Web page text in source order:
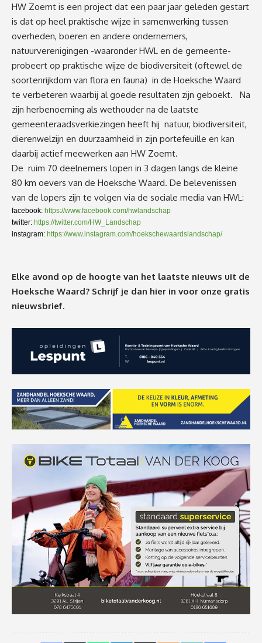
HW Zoemt is een project dat een paar jaar geleden gestart
is dat op heel praktische wijze in samenwerking tussen
overheden, boeren en andere ondernemers,
natuurverenigingen -waaronder HWL en de gemeente-
probeert op praktische wijze de biodiversiteit (oftewel de
soortenrijkdom van flora en fauna) in de Hoeksche Waard
te verbeteren waarbij al goede resultaten zijn geboekt. Na
zijn herbenoeming als wethouder na de laatste
gemeenteraadsverkiezingen heeft hij natuur, biodiversiteit,
dierenwelzijn en duurzaamheid in zijn portefeuille en kan
daarbij actief meewerken aan HW Zoemt.
De ruim 70 deelnemers lopen in 3 dagen langs de kleine
80 km oevers van de Hoeksche Waard. De belevenissen
van de lopers zijn te volgen via de sociale media van HWL:
facebook: https://www.facebook.com/hwlandschap
twitter: https://twitter.com/HW_Landschap
instagram: https://www.instagram.com/hoekschewaardslandschap/
Elke avond op de hoogte van het laatste nieuws uit de
Hoeksche Waard? Schrijf je dan hier in voor onze gratis
nieuwsbrief.